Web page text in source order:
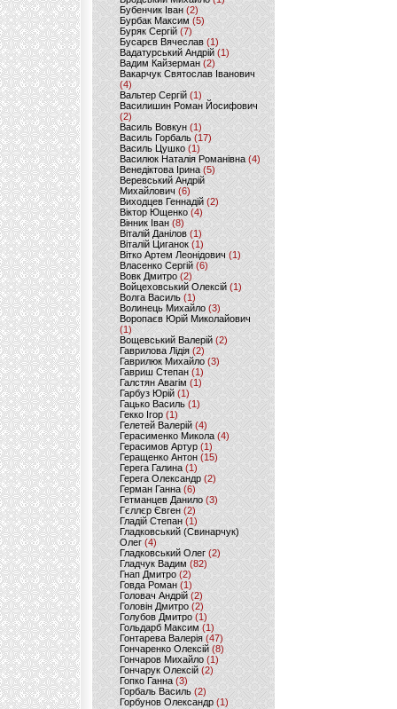
Бубенчик Іван(2)
Бурбак Максим (5)
Буряк Сергій (7)
Бусарєв Вячеслав (1)
Вадатурський Андрій (1)
Вадим Кайзерман (2)
Вакарчук Святослав Іванович
(4)
Вальтер Сергій (1)
Василишин Роман Йосифович
(2)
Василь Вовкун (1)
Василь Горбаль (17)
Василь Цушко (1)
Василюк Наталія Романівна (4)
Венедіктова Ірина(5)
Веревський Андрій
Михайлович (6)
Виходцев Геннадій (2)
Віктор Ющенко (4)
Вінник Іван (8)
Віталій Данілов (1)
Віталій Циганок (1)
Вітко Артем Леонідович(1)
Власенко Сергій (6)
Вовк Дмитро(2)
Войцеховський Олексій(1)
Волга Василь (1)
Волинець Михайло (3)
Воропаєв Юрій Миколайович
(1)
Вощевський Валерій(2)
Гаврилова Лідія (2)
Гаврилюк Михайло (3)
Гавриш Степан (1)
Галстян Авагім (1)
Гарбуз Юрій (1)
Гацько Василь (1)
Гекко Ігор(1)
Гелетей Валерій (4)
Герасименко Микола (4)
Герасимов Артур (1)
Геращенко Антон(15)
Герега Галина (1)
Герега Олександр (2)
Герман Ганна (6)
Гетманцев Данило (3)
Гєллєр Євген (2)
Гладій Степан(1)
Гладковський (Свинарчук)
Олег (4)
Гладковський Олег (2)
Гладчук Вадим (82)
Гнап Дмитро (2)
Говда Роман(1)
Головач Андрій (2)
Головін Дмитро (2)
Голубов Дмитро (1)
Гольдарб Максим(1)
Гонтарева Валерія (47)
Гончаренко Олексій(8)
Гончаров Михайло (1)
Гончарук Олексій (2)
Гопко Ганна (3)
Горбаль Василь (2)
Горбунов Олександр (1)